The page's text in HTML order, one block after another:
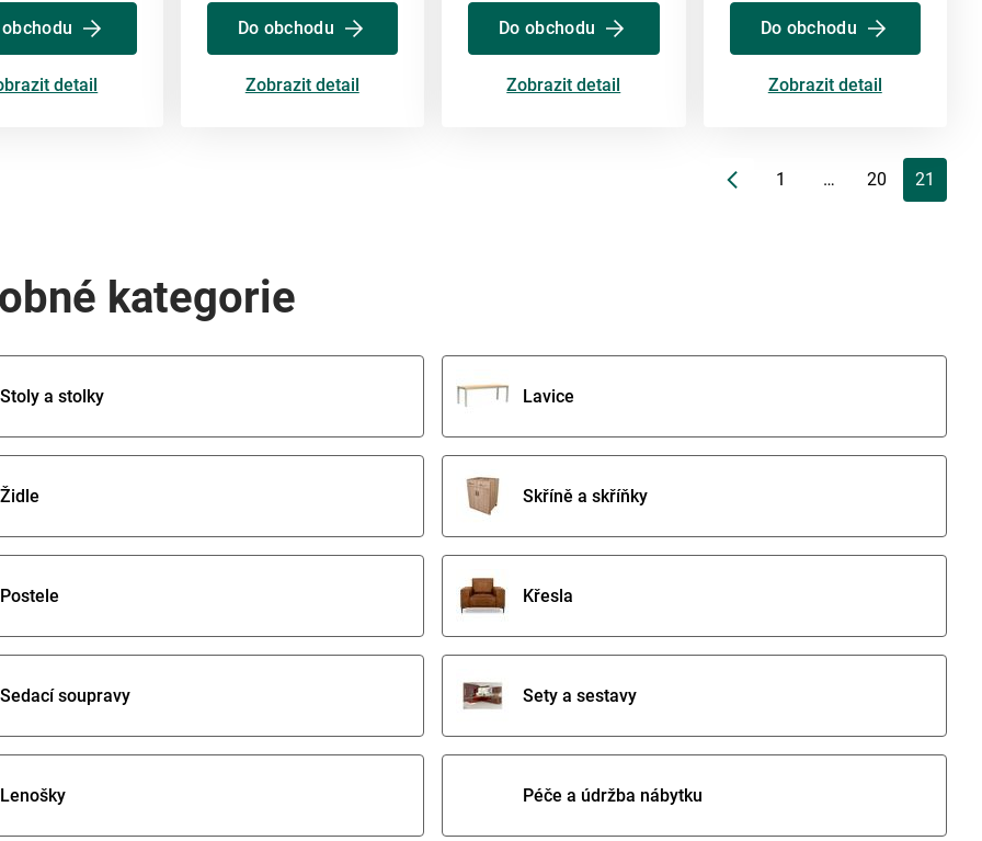
detail
Do obchodu
Zobrazit detail
Do obchodu
Zobrazit detail
Do obchodu
Zobrazit detail
1 … 20 21
kategorie
Stoly a stolky Lavice
Židle Skříně a skříňky
Postele Křesla
Sedací soupravy Sety a sestavy
Lenošky Péče a údržba nábytku